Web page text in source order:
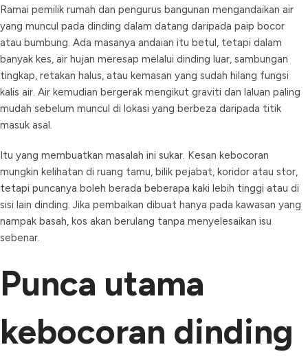
Ramai pemilik rumah dan pengurus bangunan mengandaikan air
yang muncul pada dinding dalam datang daripada paip bocor
atau bumbung. Ada masanya andaian itu betul, tetapi dalam
banyak kes, air hujan meresap melalui dinding luar, sambungan
tingkap, retakan halus, atau kemasan yang sudah hilang fungsi
kalis air. Air kemudian bergerak mengikut graviti dan laluan paling
mudah sebelum muncul di lokasi yang berbeza daripada titik
masuk asal.
Itu yang membuatkan masalah ini sukar. Kesan kebocoran
mungkin kelihatan di ruang tamu, bilik pejabat, koridor atau stor,
tetapi puncanya boleh berada beberapa kaki lebih tinggi atau di
sisi lain dinding. Jika pembaikan dibuat hanya pada kawasan yang
nampak basah, kos akan berulang tanpa menyelesaikan isu
sebenar.
Punca utama
kebocoran dinding